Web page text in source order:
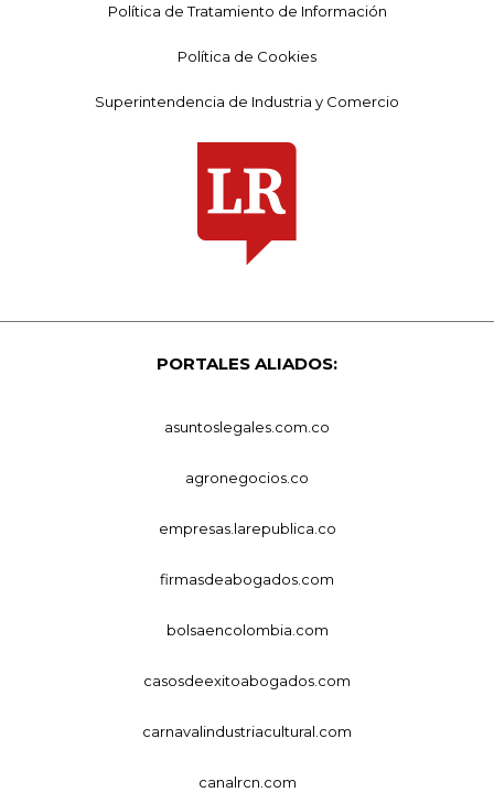
Política de Tratamiento de Información
Política de Cookies
Superintendencia de Industria y Comercio
PORTALES ALIADOS:
asuntoslegales.com.co
agronegocios.co
empresas.larepublica.co
firmasdeabogados.com
bolsaencolombia.com
casosdeexitoabogados.com
carnavalindustriacultural.com
canalrcn.com